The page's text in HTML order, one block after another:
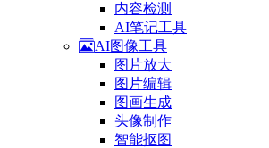
内容检测
AI笔记工具
AI图像工具
图片放大
图片编辑
图画生成
头像制作
智能抠图